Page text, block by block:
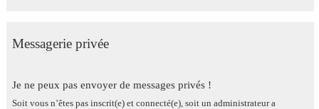
Messagerie privée
Je ne peux pas envoyer de messages privés !
Soit vous n’êtes pas inscrit(e) et connecté(e), soit un administrateur a